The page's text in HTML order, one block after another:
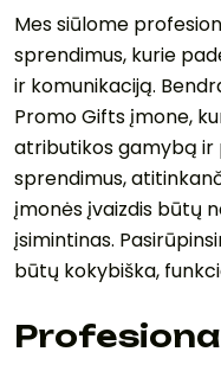
Mes siūlome
sprendimus, kurie
ir komunikaciją.
Promo Gifts įmone,
atributikos gamybą ir
sprendimus,
įmonės įvaizdis būtų
įsimintinas.
būtų kokybiška,